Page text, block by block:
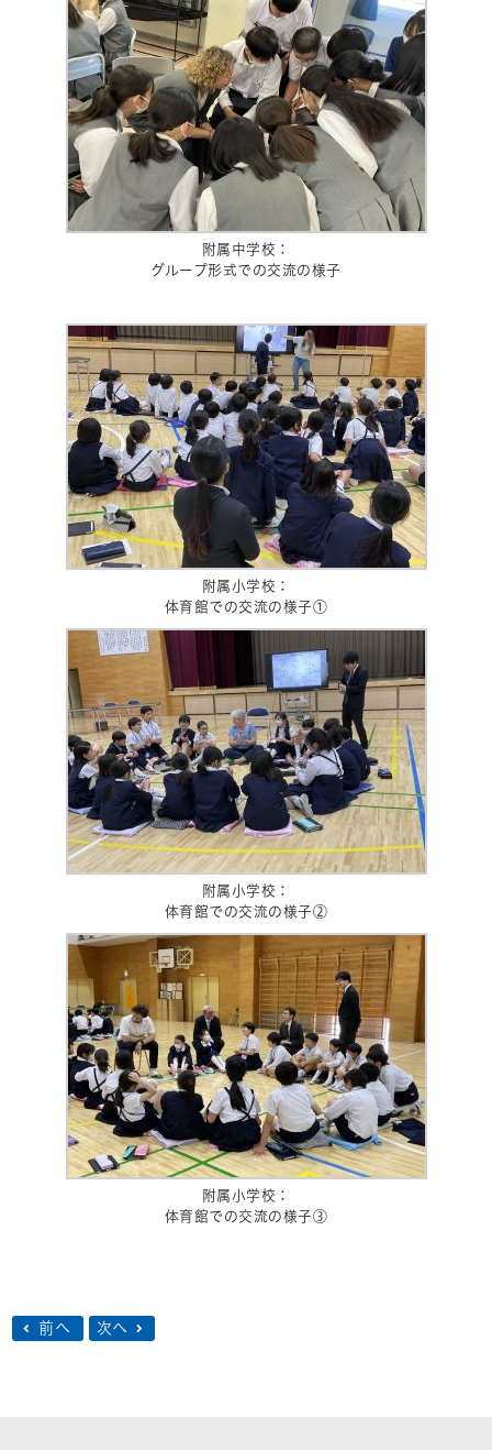
附属中学校：
グループ形式での交流の様子
附属小学校：
体育館での交流の様子①
附属小学校：
体育館での交流の様子②
附属小学校：
体育館での交流の様子③
前へ 次へ